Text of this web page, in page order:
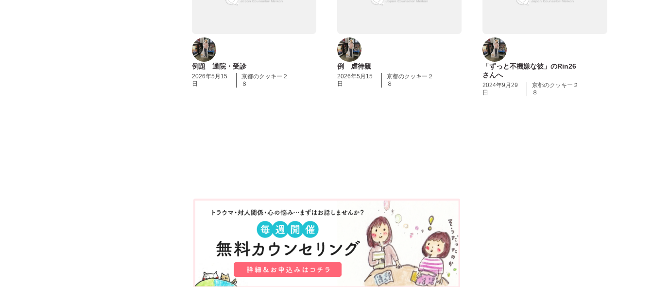
例題 通院・受診
2026年5月15
日
京都のクッキー２
８
例 虐待親
2026年5月15
日
京都のクッキー２
８
「ずっと不機嫌な彼」のRin26
さんへ
2024年9月29
日
京都のクッキー２
８